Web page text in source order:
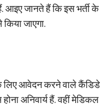
जानते हैं कि इस भर्ती
जाएगा.
लिए आवेदन करने वाले
अनिवार्य हैं. वहीं